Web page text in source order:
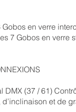
Gobos en verre
7 Gobos en verre
DMX (37 / 61)
et de